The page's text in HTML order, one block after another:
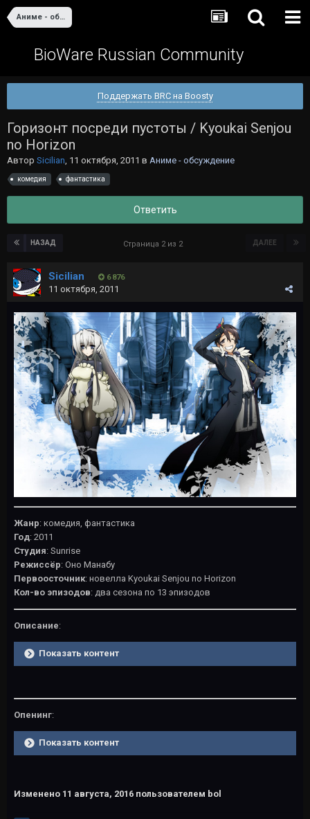
Аниме - обсуждение
BioWare Russian Community
Поддержать BRC на Boosty
Горизонт посреди пустоты / Kyoukai Senjou
no Horizon
Автор Sicilian, 11 октября, 2011 в Аниме - обсуждение
комедия фантастика
Ответить
НАЗАД ДАЛЕЕ
Страница 2 из 2
Sicilian 6 876
11 октября, 2011
Жанр: комедия, фантастика
Год: 2011
Студия: Sunrise
Режиссёр: Оно Манабу
Первоосточник: новелла Kyoukai Senjou no Horizon
Кол-во эпизодов: два сезона по 13 эпизодов
Описание:
Показать контент
Опенинг:
Показать контент
Изменено 11 августа, 2016 пользователем bol